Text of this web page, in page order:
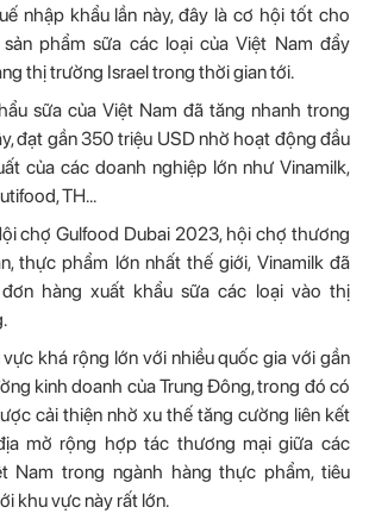
nhập khẩu lần này, đây là cơ hội tốt cho
phẩm sữa các loại của Việt Nam đẩy
thị trường Israel trong thời gian tới.
sữa của Việt Nam đã tăng nhanh trong
đạt gần 350 triệu USD nhờ hoạt động đầu
của các doanh nghiệp lớn như Vinamilk,
TH...
chợ Gulfood Dubai 2023, hội chợ thương
thực phẩm lớn nhất thế giới, Vinamilk đã
hàng xuất khẩu sữa các loại vào thị
khá rộng lớn với nhiều quốc gia với gần
kinh doanh của Trung Đông, trong đó có
cải thiện nhờ xu thế tăng cường liên kết
mở rộng hợp tác thương mại giữa các
Nam trong ngành hàng thực phẩm, tiêu
khu vực này rất lớn.